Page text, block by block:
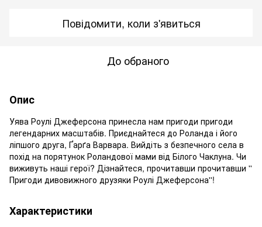
Повідомити, коли з'явиться
До обраного
Опис
Уява Роулі Джеферсона принесла нам пригоди пригоди
легендарних масштабів. Приєднайтеся до Роланда і його
ліпшого друга, Ґарґа Варвара. Вийдіть з безпечного села в
похід на порятунок Роландової мами від Білого Чаклуна. Чи
виживуть наші герої? Дізнайтеся, прочитавши прочитавши ''
Пригоди дивовижного друзяки Роулі Джеферсона''!
Характеристики